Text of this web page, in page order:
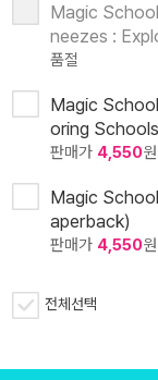
Magic
neezes :
품절
Magic
oring
판매가 4,550원
Magic
aperback)
판매가 4,550원
전체선택